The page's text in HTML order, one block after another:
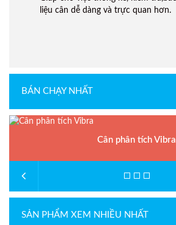
liệu cân dễ dàng và trực quan hơn.
BÁN CHẠY NHẤT
Cân phân tích Vibra
SẢN PHẨM XEM NHIỀU NHẤT